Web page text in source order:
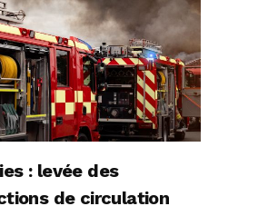
: levée des
de circulation